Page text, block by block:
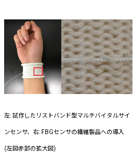
左: 試作したリストバンド型マルチバイタルサイ
ンセンサ、右: FBGセンサの繊維製品への導入
(左図赤部の拡大図)